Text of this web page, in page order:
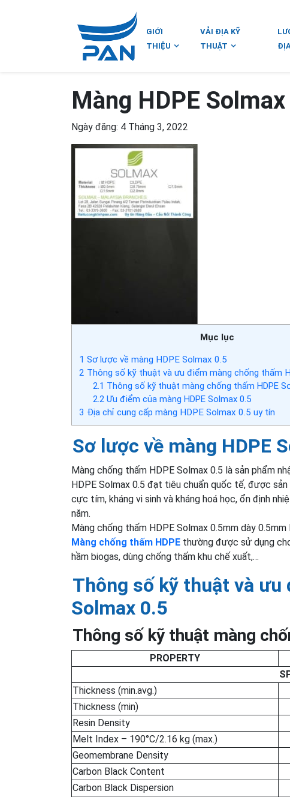
GIỚI
THIỆU
VẢI ĐỊA KỸ
THUẬT
Màng HDPE
Ngày đăng: 4 Tháng 3, 2022
Mục lục
1 Sơ lược về màng HDPE Solmax 0.5
2 Thông số kỹ thuật và ưu điểm màng chống thấm
2.1 Thông số kỹ thuật màng chống thấm HDPE
2.2Ưu điểm của màng HDPE Solmax 0.5
3 Địa chỉ cung cấp màng HDPE Solmax 0.5 uy tín
Sơ lược về màng HDPE
Màng chống thấm HDPE Solmax 0.5 là sản phẩm
HDPE Solmax 0.5 đạt tiêu chuẩn quốc tế, được
cực tím, kháng vi sinh và kháng hoá học, ổn định
năm.
Màng chống thấm HDPE Solmax 0.5mm dày 0.5mm
Màng chống thấm HDPE thường được sử dụng
hầm biogas, dùng chống thấm khu chế xuất,…
Thông số kỹ thuật và ưu
Solmax 0.5
Thông số kỹ thuật màng
PROPERTY
Thickness (min.avg.)
Thickness (min)
Resin Density
Melt Index – 190°C/2.16 kg (max.)
Geomembrane Density
Carbon Black Content
Carbon Black Dispersion